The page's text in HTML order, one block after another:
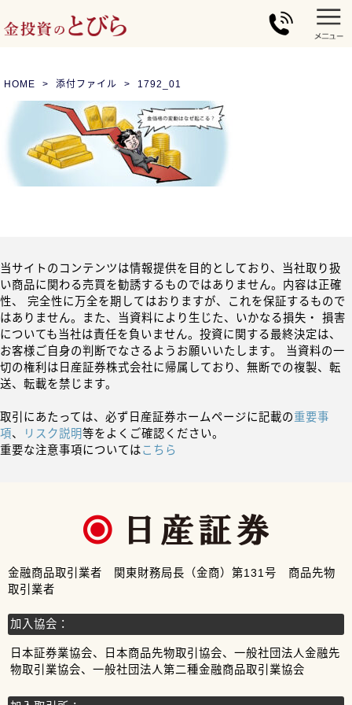
HOME 添付ファイル 1792_01
当サイトのコンテンツは情報提供を目的としており、当社取り扱
い商品に関わる売買を勧誘するものではありません。内容は正確
性、 完全性に万全を期してはおりますが、これを保証するもので
はありません。また、当資料により生じた、いかなる損失・ 損害
についても当社は責任を負いません。投資に関する最終決定は、
お客様ご自身の判断でなさるようお願いいたします。 当資料の一
切の権利は日産証券株式会社に帰属しており、無断での複製、転
送、転載を禁じます。
取引にあたっては、必ず日産証券ホームページに記載の重要事
項、 リスク説明等をよくご確認ください。
重要な注意事項についてはこちら
金融商品取引業者 関東財務局長（金商）第131号 商品先物
取引業者
加入協会：
日本証券業協会、日本商品先物取引協会、一般社団法人金融先
物取引業協会、一般社団法人第二種金融商品取引業協会